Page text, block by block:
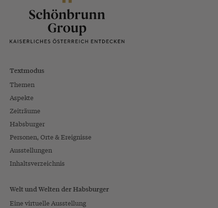
Textmodus
Themen
Aspekte
Zeiträume
Habsburger
Personen, Orte & Ereignisse
Ausstellungen
Inhaltsverzeichnis
Welt und Welten der Habsburger
Eine virtuelle Ausstellung